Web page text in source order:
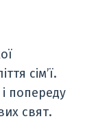
сім’ї.
попереду
свят.